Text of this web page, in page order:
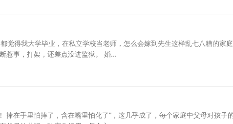
觉得我大学毕业，在私立学校当老师，怎么会嫁到先生这样乱七八糟的家庭
惹事，打架，还差点没进监狱。 婚...
捧在手里怕摔了，含在嘴里怕化了”，这几乎成了，每个家庭中父母对孩子